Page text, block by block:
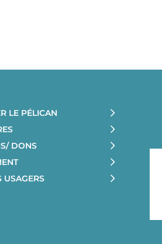
LE PÉLICAN
DONS
USAGERS